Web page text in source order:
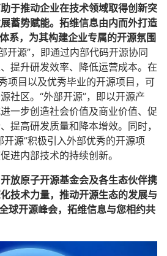
于推动企业在技术领域取得创新突
蓄势赋能。拓维信息由内而外打造
系，为其构建企业专属的开源氛围
开源”，即通过内部代码开源协同
提升研发效率、降低运营成本。在
项目以及优秀毕业的开源项目，可
社区。“外部开源”，即以开源产
一步创造社会价值及商业价值、促
提高研发质量和降本增效。同时，
开源”积极引入外部优秀的开源项
进内部技术的持续创新。
放原子开源基金会及各生态伙伴携
技术力量，推动开源生态的发展与
球开源峰会，拓维信息与您相约共